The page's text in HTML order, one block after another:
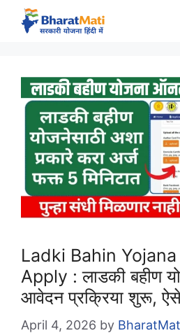
Skip
Ladki Bahin
Apply : लाडकी बहीण
आवेदन प्रक्रिया शुरू,
April 4, 2026 by